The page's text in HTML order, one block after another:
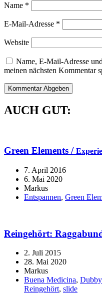
Name *
E-Mail-Adresse *
Website
Name, E-Mail-Adresse
meinen nächsten Kommentar
AUCH GUT:
Green Elements /
7. April 2016
6. Mai 2020
Markus
Entspannen, Green
Reingehört:
2. Juli 2015
28. Mai 2020
Markus
Buena Medicina,
Reingehört, slide